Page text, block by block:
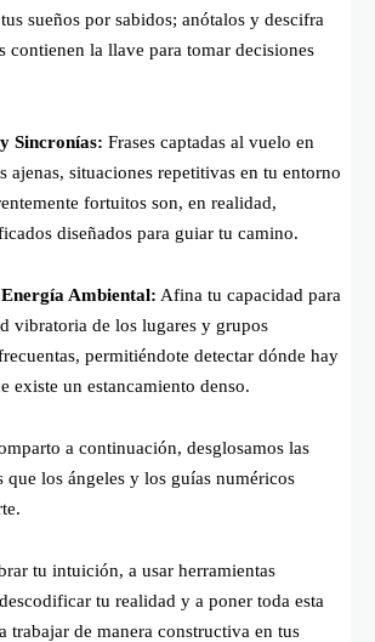
sueños por sabidos; anótalos y descifra
contienen la llave para tomar decisiones
Sincronías: Frases captadas al vuelo en
ajenas, situaciones repetitivas en tu entorno
fortuitos son, en realidad,
diseñados para guiar tu camino.
Ambiental: Afina tu capacidad para
vibratoria de los lugares y grupos
permitiéndote detectar dónde hay
existe un estancamiento denso.
a continuación, desglosamos las
que los ángeles y los guías numéricos
tu intuición, a usar herramientas
tu realidad y a poner toda esta
trabajar de manera constructiva en tus